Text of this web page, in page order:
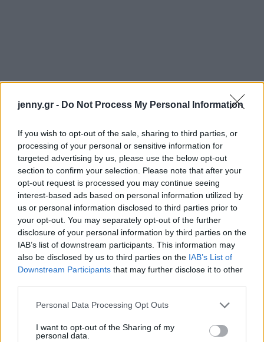
jenny.gr - Do Not Process My Personal Information
If you wish to opt-out of the sale, sharing to third parties, or
processing of your personal or sensitive information for
targeted advertising by us, please use the below opt-out
section to confirm your selection. Please note that after your
opt-out request is processed you may continue seeing
interest-based ads based on personal information utilized by
us or personal information disclosed to third parties prior to
your opt-out. You may separately opt-out of the further
disclosure of your personal information by third parties on the
IAB’s list of downstream participants. This information may
also be disclosed by us to third parties on the IAB’s List of
Downstream Participants that may further disclose it to other
Please note that this website/app uses one or more Google
not limited to your visit or usage behaviour. You may click to
grant or deny consent to Google and its third-party tags to
Personal Data Processing Opt Outs
I want to opt-out of the Sharing of my
personal data.